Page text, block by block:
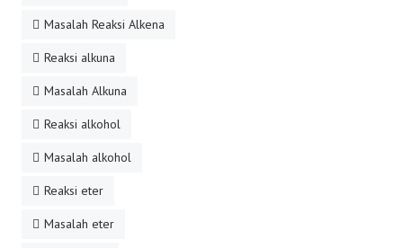
Masalah Reaksi Alkena
Reaksi alkuna
Masalah Alkuna
Reaksi alkohol
Masalah alkohol
Reaksi eter
Masalah eter